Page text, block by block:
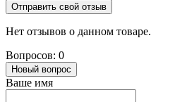
Отправить свой отзыв
Нет отзывов о данном товаре.
Вопросов: 0
Новый вопрос
Ваше имя